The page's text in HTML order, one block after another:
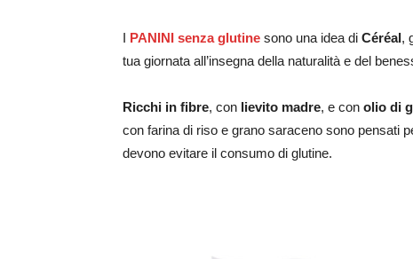
I PANINI senza glutine sono una idea di Céréal,
tua giornata all’insegna della naturalità e del
Ricchi in fibre, con lievito madre, e con olio di
con farina di riso e grano saraceno sono pensati
devono evitare il consumo di glutine.